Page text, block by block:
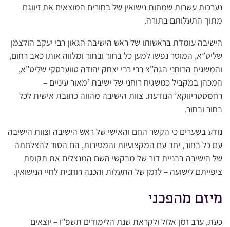
נערכות עשרות שמחות נישואין של בחורים המוצאים את זיווגם
מתוך התעלותם בתורה.
הישיבה עומדת בראשותו של ראש הישיבה הגאון רבי יעקב הולצמן
שליט”א, המוסר נפשו למען כל בחור ובחור ומלווה אותו כאב רחום,
והמשגיח הרוחני הגה”צ רבי רבי יצחק יהודה טווערסקי שליט”א,
המכהן במקביל כמשגיח רוחני של ישיבת ‘מאור עיניים –
רחמסטריווקא’ הנודעת. צוות הישיבה מהווה כתובת אישית לכל
בחור ובחור.
נודע בשערים כי הקשר החם והאישי של ראש הישיבה וצוות הישיבה
עם כל בחור, יחד עם המקצועיות והמסירות, הם הסוד להצלחתה
של הישיבה בבניית דור של מבקשי השם המנצלים את תקופת
ציפייתם לישועה – לזמן של התעלות והכנה רוחנית לחיי הנישואין.
מיזם מהפכני
כעת, ערב זמן אלול ולקראת שנת הלימודים תשפ”ו – יוצאים